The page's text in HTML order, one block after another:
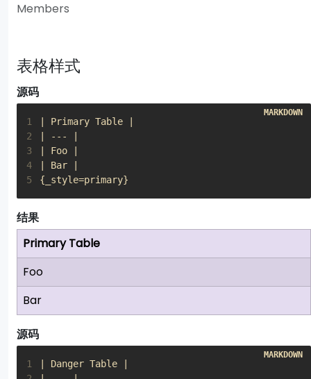
Members
表格样式
源码
1
2
3
4
5
{_style=primary}
结果
Primary Table
Foo
Bar
源码
1